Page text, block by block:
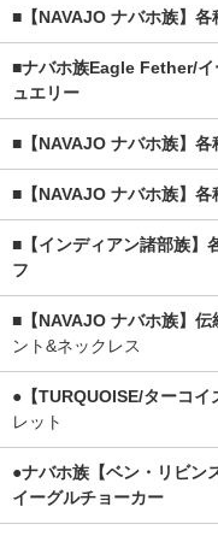
■【NAVAJO ナバホ族】
■ナバホ族Eagle Fether/イ
ュエリー
■【NAVAJO ナバホ族】
■【NAVAJO ナバホ族】各
■【インディアン諸部族】
フ
■【NAVAJO ナバホ族】
ント&ネックレス
●【TURQUOISE/ターコイ
レット
●ナバホ族【ベン・リビン
イーグルチョーカー